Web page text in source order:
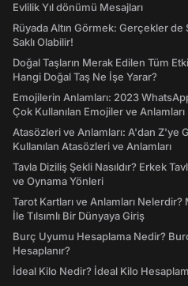
Evlilik Yıl dönümü Mesajları
Rüyada Altın Görmek: Gerçekler de
Saklı Olabilir!
Doğal Taşların Merak Edilen Tüm
Hangi Doğal Taş Ne İşe Yarar?
Emojilerin Anlamları: 2023
Çok Kullanılan Emojiler ve Anlamları
Atasözleri ve Anlamları: A'dan Z'ye
Kullanılan Atasözleri ve Anlamları
Tavla Diziliş Şekli Nasıldır? Erkek
ve Oynama Yönleri
Tarot Kartları ve Anlamları
İle Tılsımlı Bir Dünyaya Giriş
Burç Uyumu Hesaplama Nedir?
Hesaplanır?
İdeal Kilo Nedir? İdeal Kilo